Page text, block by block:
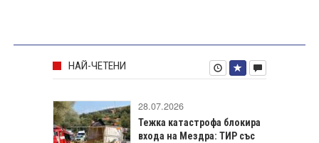
НАЙ-ЧЕТЕНИ
28.07.2026
Тежка катастрофа блокира
входа на Мездра: ТИР със